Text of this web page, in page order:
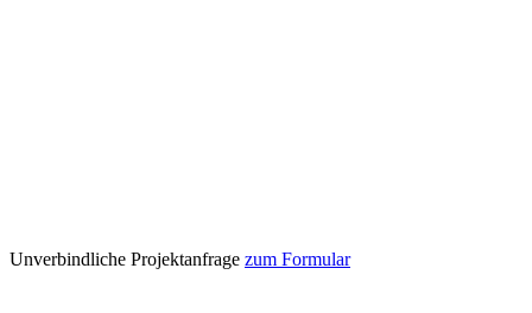
Unverbindliche Projektanfrage zum Formular